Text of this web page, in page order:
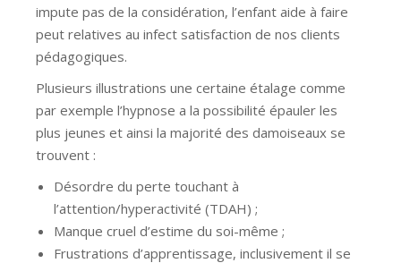
impute pas de la considération, l’enfant aide à faire
peut relatives au infect satisfaction de nos clients
pédagogiques.
Plusieurs illustrations une certaine étalage comme
par exemple l’hypnose a la possibilité épauler les
plus jeunes et ainsi la majorité des damoiseaux se
trouvent :
Désordre du perte touchant à
l’attention/hyperactivité (TDAH) ;
Manque cruel d’estime du soi-même ;
Frustrations d’apprentissage, inclusivement il se